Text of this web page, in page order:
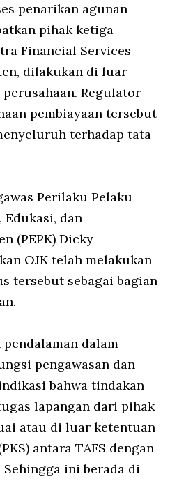
penarikan agunan
pihak ketiga
Financial Services
dilakukan di luar
Regulator
pembiayaan tersebut
terhadap tata
Perilaku Pelaku
Edukasi, dan
(PEPK) Dicky
OJK telah melakukan
tersebut sebagai bagian
dalam
pengawasan dan
bahwa tindakan
lapangan dari pihak
atau di luar ketentuan
antara TAFS dengan
ini berada di